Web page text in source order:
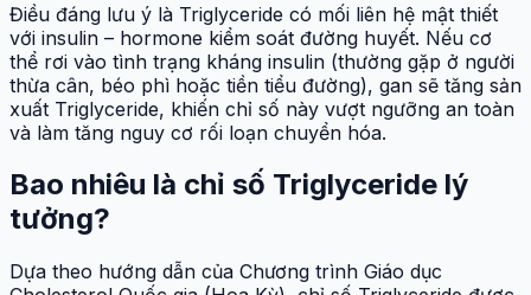
Điều đáng lưu ý là Triglyceride có mối liên hệ mật thiết
với insulin – hormone kiểm soát đường huyết. Nếu cơ
thể rơi vào tình trạng kháng insulin (thường gặp ở người
thừa cân, béo phì hoặc tiền tiểu đường), gan sẽ tăng sản
xuất Triglyceride, khiến chỉ số này vượt ngưỡng an toàn
và làm tăng nguy cơ rối loạn chuyển hóa.
Bao nhiêu là chỉ số Triglyceride lý
tưởng?
Dựa theo hướng dẫn của Chương trình Giáo dục